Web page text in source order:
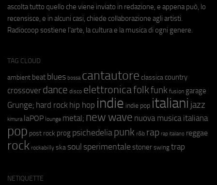
ascolta tutto quello che viene inviato in redazione, e appena può, lo
recensisce, e in alcuni casi, chiede collaborazione agli artisti.
Radiocoop sostiene l'arte, la cultura e la musica di ogni genere.
TAG CLOUD
ambient beat blues bossa cantautore classica country
crossover dance disco elettronicafolkfunk fusion garage
Grunge; hard rock hip hop indie indie pop italiani jazz
kimura laPOP lounge metal; new wave nuova musica italiana
pop post rock prog psichedeliapunk r&b rap rap italiano reggae
rock rockabilly ska soul sperimentale stoner swing trap
NETIQUETTE